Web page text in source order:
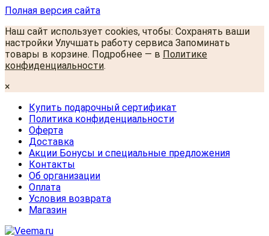
Полная версия сайта
Наш сайт использует cookies, чтобы: Сохранять ваши
настройки Улучшать работу сервиса Запоминать
товары в корзине. Подробнее — в Политике
конфиденциальности.
×
Купить подарочный сертификат
Политика конфиденциальности
Оферта
Доставка
Акции Бонусы и специальные предложения
Контакты
Об организации
Оплата
Условия возврата
Магазин